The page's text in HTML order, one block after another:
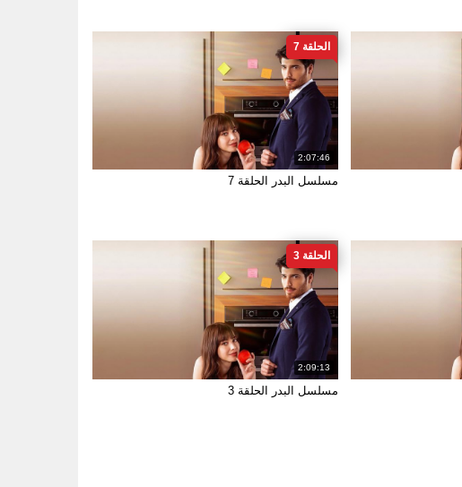
2:07:46
الحلقة 7
مسلسل البدر الحلقة 7
2:09:13
الحلقة 3
مسلسل البدر الحلقة 3